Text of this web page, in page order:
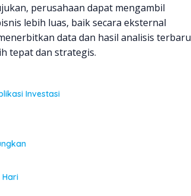
perusahaan dapat mengambil
lebih luas, baik secara eksternal
data dan hasil analisis terbaru
tepat dan strategis.
Investasi
Hari